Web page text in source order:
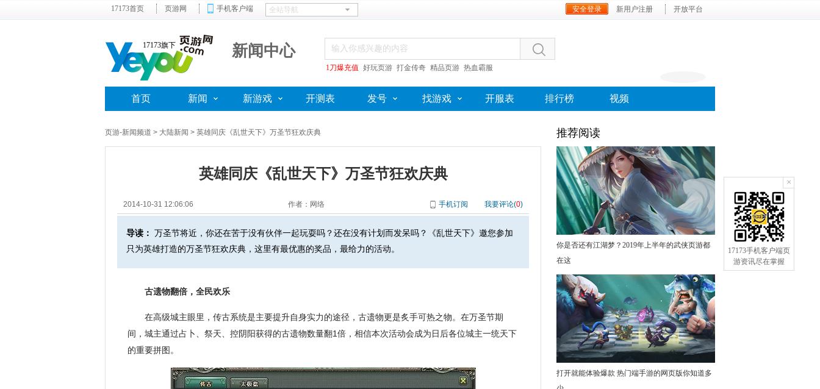
17173首页 页游网 手机客户端 安全登录 新用户注册 开放平台
17173旗下 新闻中心
1刀爆充值 好玩页游 打金传奇 精品页游 热血霸服
首页 新闻 新游戏 开测表 发号 找游戏 开服表 排行榜 视频
页游-新闻频道 > 大陆新闻 > 英雄同庆《乱世天下》万圣节狂欢庆典
英雄同庆《乱世天下》万圣节狂欢庆典
2014-10-31 12:06:06 作者：网络 手机订阅 我要评论(0)
导读： 万圣节将近，你还在苦于没有伙伴一起玩耍吗？还在没有计划而发呆吗？《乱世天下》邀您参加
只为英雄打造的万圣节狂欢庆典，这里有最优惠的奖品，最给力的活动。
古遗物翻倍，全民欢乐
在高级城主眼里，传古系统是主要提升自身实力的途径，古遗物更是炙手可热之物。在万圣节期
间，城主通过占卜、祭天、控阴阳获得的古遗物数量翻1倍，相信本次活动会成为日后各位城主一统天下
的重要拼图。
推荐阅读
你是否还有江湖梦？2019年上半年的武侠页游都
在这
打开就能体验爆款 热门端手游的网页版你知道多
×
17173手机客户端页
游资讯尽在掌握